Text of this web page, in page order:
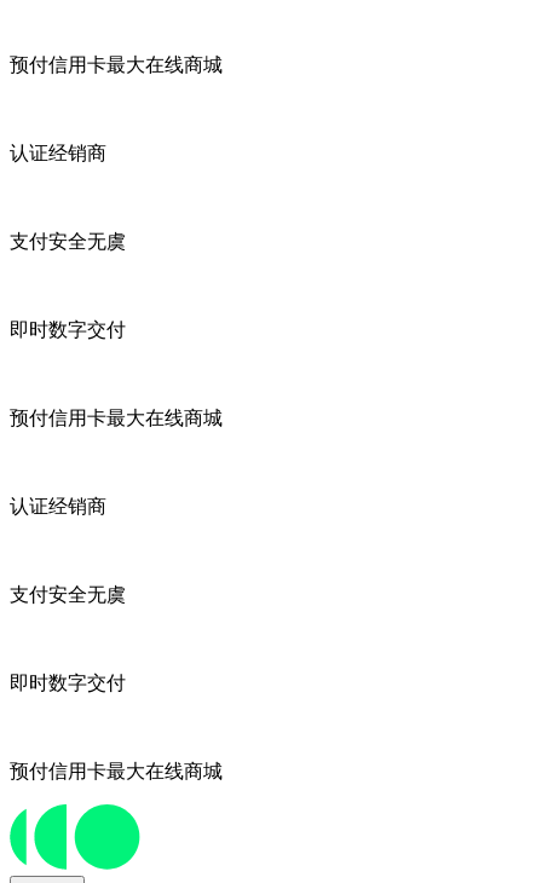
预付信用卡最大在线商城
认证经销商
支付安全无虞
即时数字交付
预付信用卡最大在线商城
认证经销商
支付安全无虞
即时数字交付
预付信用卡最大在线商城